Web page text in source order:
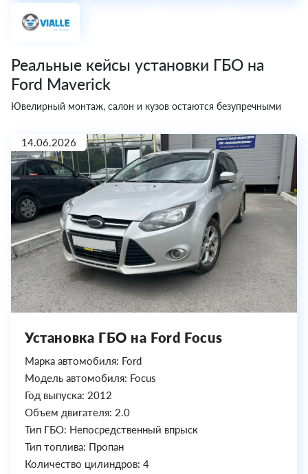
Реальные кейсы установки ГБО на
Ford Maverick
Ювелирный монтаж, салон и кузов остаются безупречными
14.06.2026
Установка ГБО на Ford Focus
Марка автомобиля: Ford
Модель автомобиля: Focus
Год выпуска: 2012
Объем двигателя: 2.0
Тип ГБО: Непосредственный впрыск
Тип топлива: Пропан
Количество цилиндров: 4